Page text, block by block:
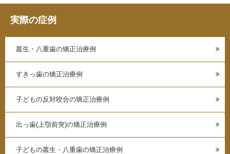
実際の症例
叢生・八重歯の矯正治療例
すきっ歯の矯正治療例
子どもの反対咬合の矯正治療例
出っ歯(上顎前突)の矯正治療例
子どもの叢生・八重歯の矯正治療例